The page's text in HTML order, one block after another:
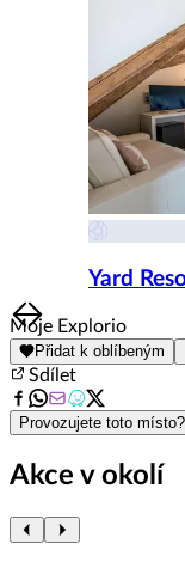
Yard
Item
1
of
8
Moje Explorio
Přidat k oblíbeným
Sdílet
Provozujete toto místo?
Akce v okolí